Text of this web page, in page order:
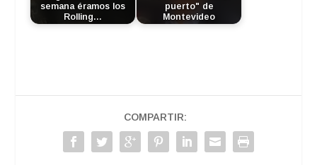
semana éramos los
Rolling…
puerto" de
Montevideo
COMPARTIR: